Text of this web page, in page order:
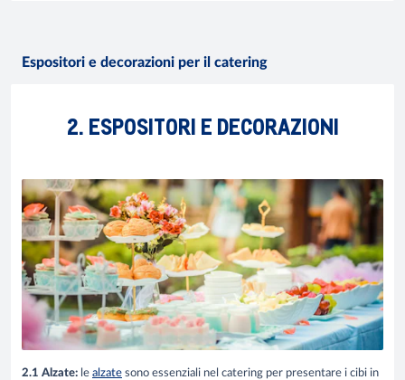
Espositori e decorazioni per il catering
2. ESPOSITORI E DECORAZIONI
2.1 Alzate: le alzate sono essenziali nel catering per presentare i cibi in